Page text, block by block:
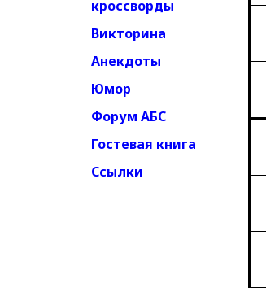
кроссворды
Викторина
Анекдоты
Юмор
Форум АБС
Гостевая книга
Ссылки